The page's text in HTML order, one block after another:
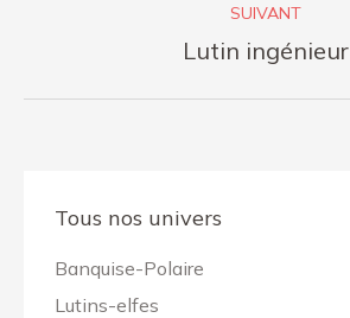
:
SUIVANT
Article
Lutin ingénieur
Tous nos univers
Banquise-Polaire
Lutins-elfes